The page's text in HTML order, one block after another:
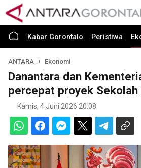
Kabar Gorontalo Peristiwa
ANTARA Ekonomi
Danantara dan
percepat proyek Sekolah
Kamis, 4 Juni 2026 20:08